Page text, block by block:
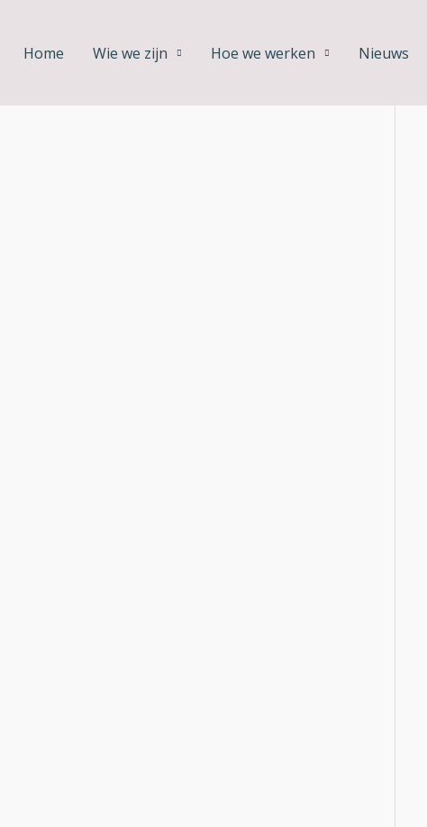
Home Wie we zijn Hoe we werken Nieuws